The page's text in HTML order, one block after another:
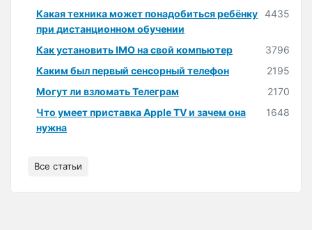
Какая техника может понадобиться ребёнку
при дистанционном обучении
4435
Как установить IMO на свой компьютер
3796
Каким был первый сенсорный телефон
2195
Могут ли взломать Телеграм
2170
Что умеет приставка Apple TV и зачем она
нужна
1648
Все статьи